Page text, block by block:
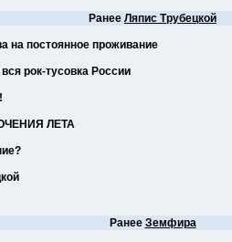
Ранее Ляпис Трубецкой
на постоянное проживание
рок-тусовка России
ЛЕТА
Ранее Земфира